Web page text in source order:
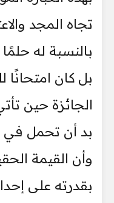
تجاه المجد
بالنسبة له
بل كان امتحانًا
الجائزة حين
بد أن تحمل في
وأن القيمة
بقدرته على